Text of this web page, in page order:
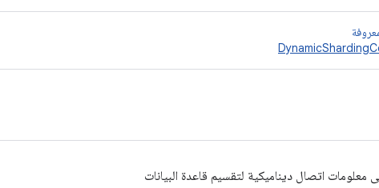
اتصال ديناميكية لتقسيم قاعدة البيانات